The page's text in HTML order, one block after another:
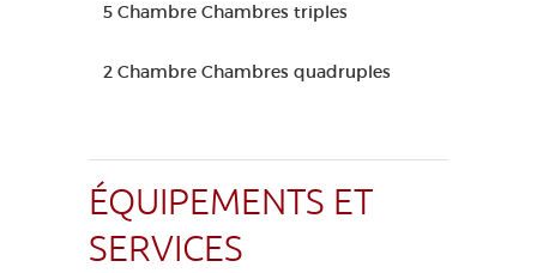
5 Chambre Chambres triples
2 Chambre Chambres quadruples
ÉQUIPEMENTS ET
SERVICES